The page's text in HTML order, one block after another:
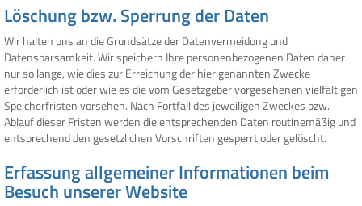
Löschung bzw. Sperrung der Daten
Wir halten uns an die Grundsätze der Datenvermeidung und
Datensparsamkeit. Wir speichern Ihre personenbezogenen Daten daher
nur so lange, wie dies zur Erreichung der hier genannten Zwecke
erforderlich ist oder wie es die vom Gesetzgeber vorgesehenen vielfältigen
Speicherfristen vorsehen. Nach Fortfall des jeweiligen Zweckes bzw.
Ablauf dieser Fristen werden die entsprechenden Daten routinemäßig und
entsprechend den gesetzlichen Vorschriften gesperrt oder gelöscht.
Erfassung allgemeiner Informationen beim
Besuch unserer Website